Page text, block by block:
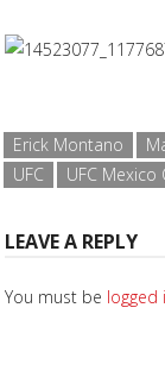
Erick Montano
UFC
UFC Mexico
LEAVE A REPLY
You must be logged